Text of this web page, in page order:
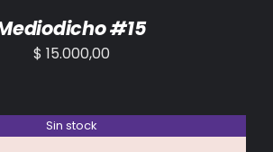
#15
$ 15.000,00
Sin stock